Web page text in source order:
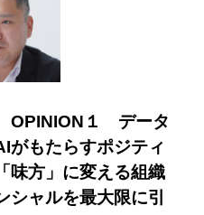
OPINION１ データ
がもたらすポジティ
方」に変える組織
シャルを最大限に引